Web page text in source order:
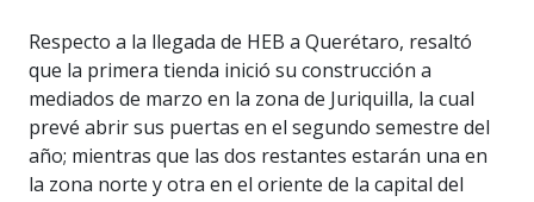
Respecto a la llegada de HEB a Querétaro, resaltó
que la primera tienda inició su construcción a
mediados de marzo en la zona de Juriquilla, la cual
prevé abrir sus puertas en el segundo semestre del
año; mientras que las dos restantes estarán una en
la zona norte y otra en el oriente de la capital del